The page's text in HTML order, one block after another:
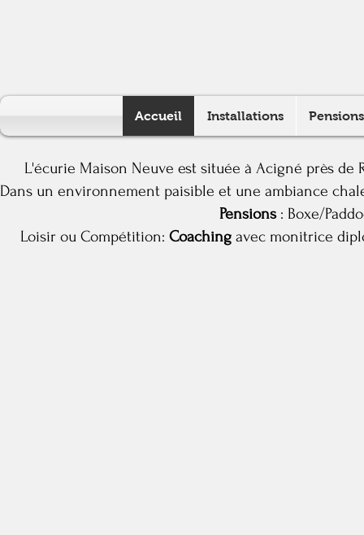
Accueil Installations Pensions
L'écurie Maison Neuve est située à Acigné près de
Dans un environnement paisible et une ambiance
Pensions : Boxe/
Loisir ou Compétition: Coaching avec monitrice